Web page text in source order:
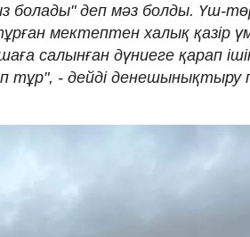
болады" деп мәз болды. Үш-
мектептен халық қазір
салынған дүниеге қарап
- дейді денешынықтыру